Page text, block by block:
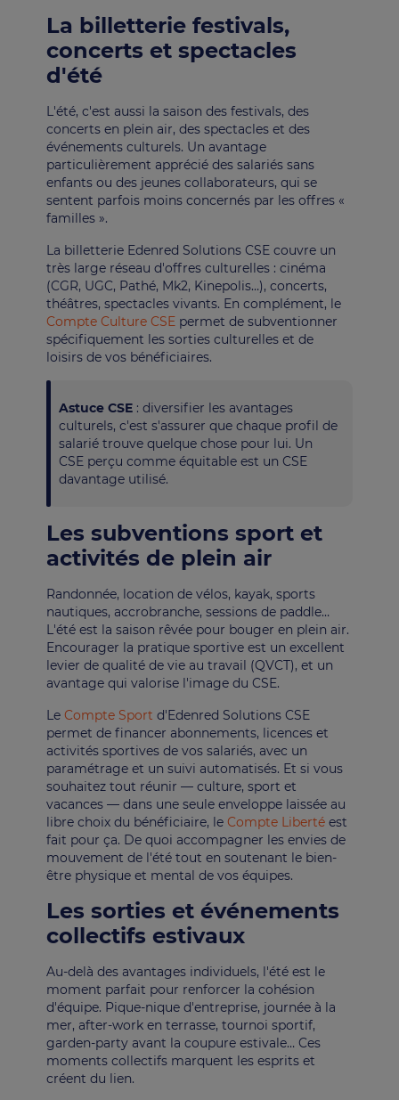
La billetterie festivals,
concerts et spectacles
d'été
L'été, c'est aussi la saison des festivals, des
concerts en plein air, des spectacles et des
événements culturels. Un avantage
particulièrement apprécié des salariés sans
enfants ou des jeunes collaborateurs, qui se
sentent parfois moins concernés par les offres «
familles ».
La billetterie Edenred Solutions CSE couvre un
très large réseau d'offres culturelles : cinéma
(CGR, UGC, Pathé, Mk2, Kinepolis…), concerts,
théâtres, spectacles vivants. En complément, le
Compte Culture CSE permet de subventionner
spécifiquement les sorties culturelles et de
loisirs de vos bénéficiaires.
Astuce CSE : diversifier les avantages
culturels, c'est s'assurer que chaque profil de
salarié trouve quelque chose pour lui. Un
CSE perçu comme équitable est un CSE
davantage utilisé.
Les subventions sport et
activités de plein air
Randonnée, location de vélos, kayak, sports
nautiques, accrobranche, sessions de paddle…
L'été est la saison rêvée pour bouger en plein air.
Encourager la pratique sportive est un excellent
levier de qualité de vie au travail (QVCT), et un
avantage qui valorise l'image du CSE.
LeCompte Sportd'Edenred Solutions CSE
permet de financer abonnements, licences et
activités sportives de vos salariés, avec un
paramétrage et un suivi automatisés. Et si vous
souhaitez tout réunir — culture, sport et
vacances — dans une seule enveloppe laissée au
libre choix du bénéficiaire, leCompte Liberté est
fait pour ça. De quoi accompagner les envies de
mouvement de l'été tout en soutenant le bien-
être physique et mental de vos équipes.
Les sorties et événements
collectifs estivaux
Au-delà des avantages individuels, l'été est le
moment parfait pour renforcer la cohésion
d'équipe. Pique-nique d'entreprise, journée à la
mer, after-work en terrasse, tournoi sportif,
garden-party avant la coupure estivale… Ces
moments collectifs marquent les esprits et
créent du lien.